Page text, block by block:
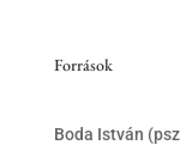
Források
Boda István